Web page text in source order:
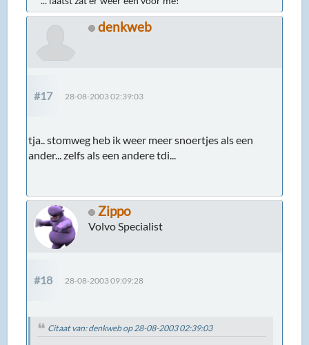
denkweb
#17 28-08-2003 02:39:03
tja.. stomweg heb ik weer meer snoertjes als een
ander... zelfs als een andere tdi...
Zippo
Volvo Specialist
#18 28-08-2003 09:09:28
Citaat van: denkweb op 28-08-2003 02:39:03